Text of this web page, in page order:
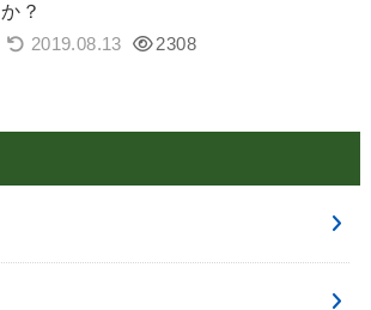
か？
2019.08.13 2308